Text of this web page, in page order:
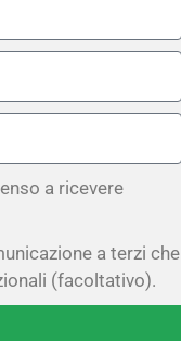
a ricevere
a terzi che
(facoltativo).